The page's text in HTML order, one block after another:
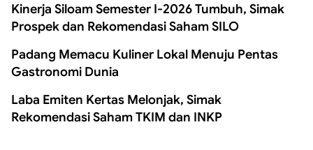
Kinerja Siloam Semester I-2026 Tumbuh, Simak
Prospek dan Rekomendasi Saham SILO
Padang Memacu Kuliner Lokal Menuju Pentas
Gastronomi Dunia
Laba Emiten Kertas Melonjak, Simak
Rekomendasi Saham TKIM dan INKP